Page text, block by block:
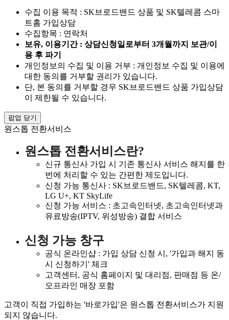
수집 이용 목적 : SK브로드밴드 상품 및 SK텔레콤 스마
트홈 가입상담
수집항목 : 연락처
보유, 이용기간 : 상담신청일로부터 3개월까지 보관/이
용 후 파기
개인정보의 수집 및 이용 거부 : 개인정보 수집 및 이용에
대한 동의를 거부할 권리가 있습니다.
단, 본 동의를 거부할 경우 SK브로드밴드 상품 가입상담
이 제한될 수 있습니다.
팝업 닫기
원스톱 전환서비스
원스톱 전환서비스란?
신규 통신사 가입 시 기존 통신사 서비스 해지를 한
번에 처리할 수 있는 간편한 제도입니다.
신청 가능 통신사 : SK브로드밴드, SK텔레콤, KT,
LG U+, KT SkyLife
신청 가능 서비스 : 초고속인터넷, 초고속인터넷과
유료방송(IPTV, 위성방송) 결합 서비스
신청 가능 창구
공식 온라인샵 : 가입 상담 신청 시, '가입과 해지 동
시 신청하기' 체크
고객센터, 공식 홈페이지 및 대리점, 판매점 등 온/
오프라인 매장 포함
고객이 직접 가입하는 '바로가입'은 원스톱 전환서비스가 지원
되지 않습니다.